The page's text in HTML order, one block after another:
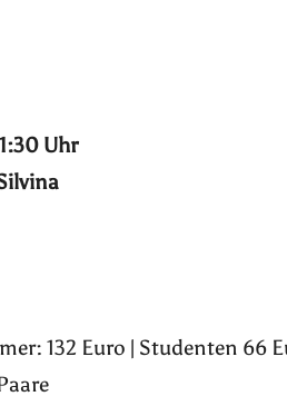
Uhr
132 Euro | Studenten 66